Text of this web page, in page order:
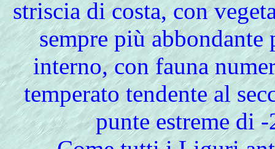
striscia di costa, con
sempre più
interno, con fauna
temperato tendente al
punte estreme di